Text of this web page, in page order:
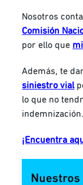
Nosotros
Comisión
por ello que
Además, te
siniestro vial
lo que no
indemnización.
¡Encuentra